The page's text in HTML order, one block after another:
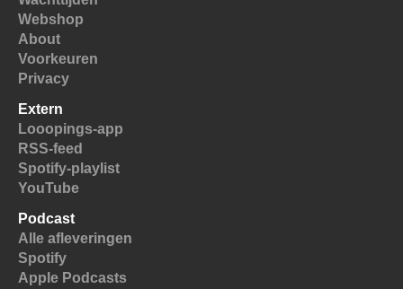
Webshop
About
Voorkeuren
Privacy
Extern
Looopings-app
RSS-feed
Spotify-playlist
YouTube
Podcast
Alle afleveringen
Spotify
Apple Podcasts